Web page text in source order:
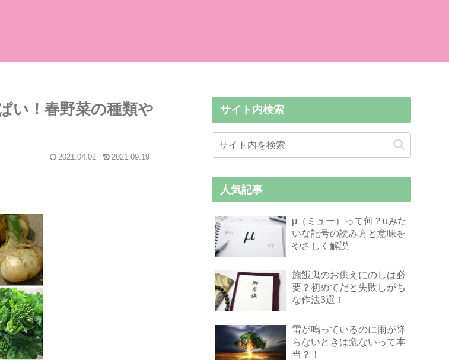
い！春野菜の種類や
2021.04.02 2021.09.19
サイト内検索
人気記事
μ（ミュー）って何？uみた
いな記号の読み方と意味を
やさしく解説
施餓鬼のお供えにのしは必
要？初めてだと失敗しがち
な作法3選！
雷が鳴っているのに雨が降
らないときは危ないって本
当？！